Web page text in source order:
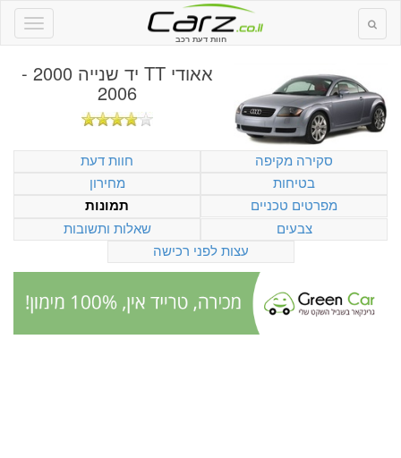
חוות דעת רכב
אאודי TT יד שנייה 2000 -
2006
סקירה מקיפה
חוות דעת
בטיחות
מחירון
מפרטים טכניים
תמונות
צבעים
שאלות ותשובות
עצות לפני רכישה